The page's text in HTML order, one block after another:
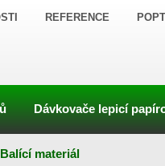
REFERENCE
Dávkovače lepicí
Balící materiál